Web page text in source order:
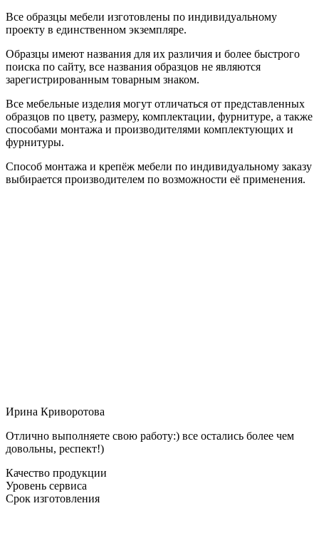
Все образцы мебели изготовлены по индивидуальному
проекту в единственном экземпляре.
Образцы имеют названия для их различия и более быстрого
поиска по сайту, все названия образцов не являются
зарегистрированным товарным знаком.
Все мебельные изделия могут отличаться от представленных
образцов по цвету, размеру, комплектации, фурнитуре, а также
способами монтажа и производителями комплектующих и
фурнитуры.
Способ монтажа и крепёж мебели по индивидуальному заказу
выбирается производителем по возможности её применения.
Ирина Криворотова
Отлично выполняете свою работу:) все остались более чем
довольны, респект!)
Качество продукции
Уровень сервиса
Срок изготовления